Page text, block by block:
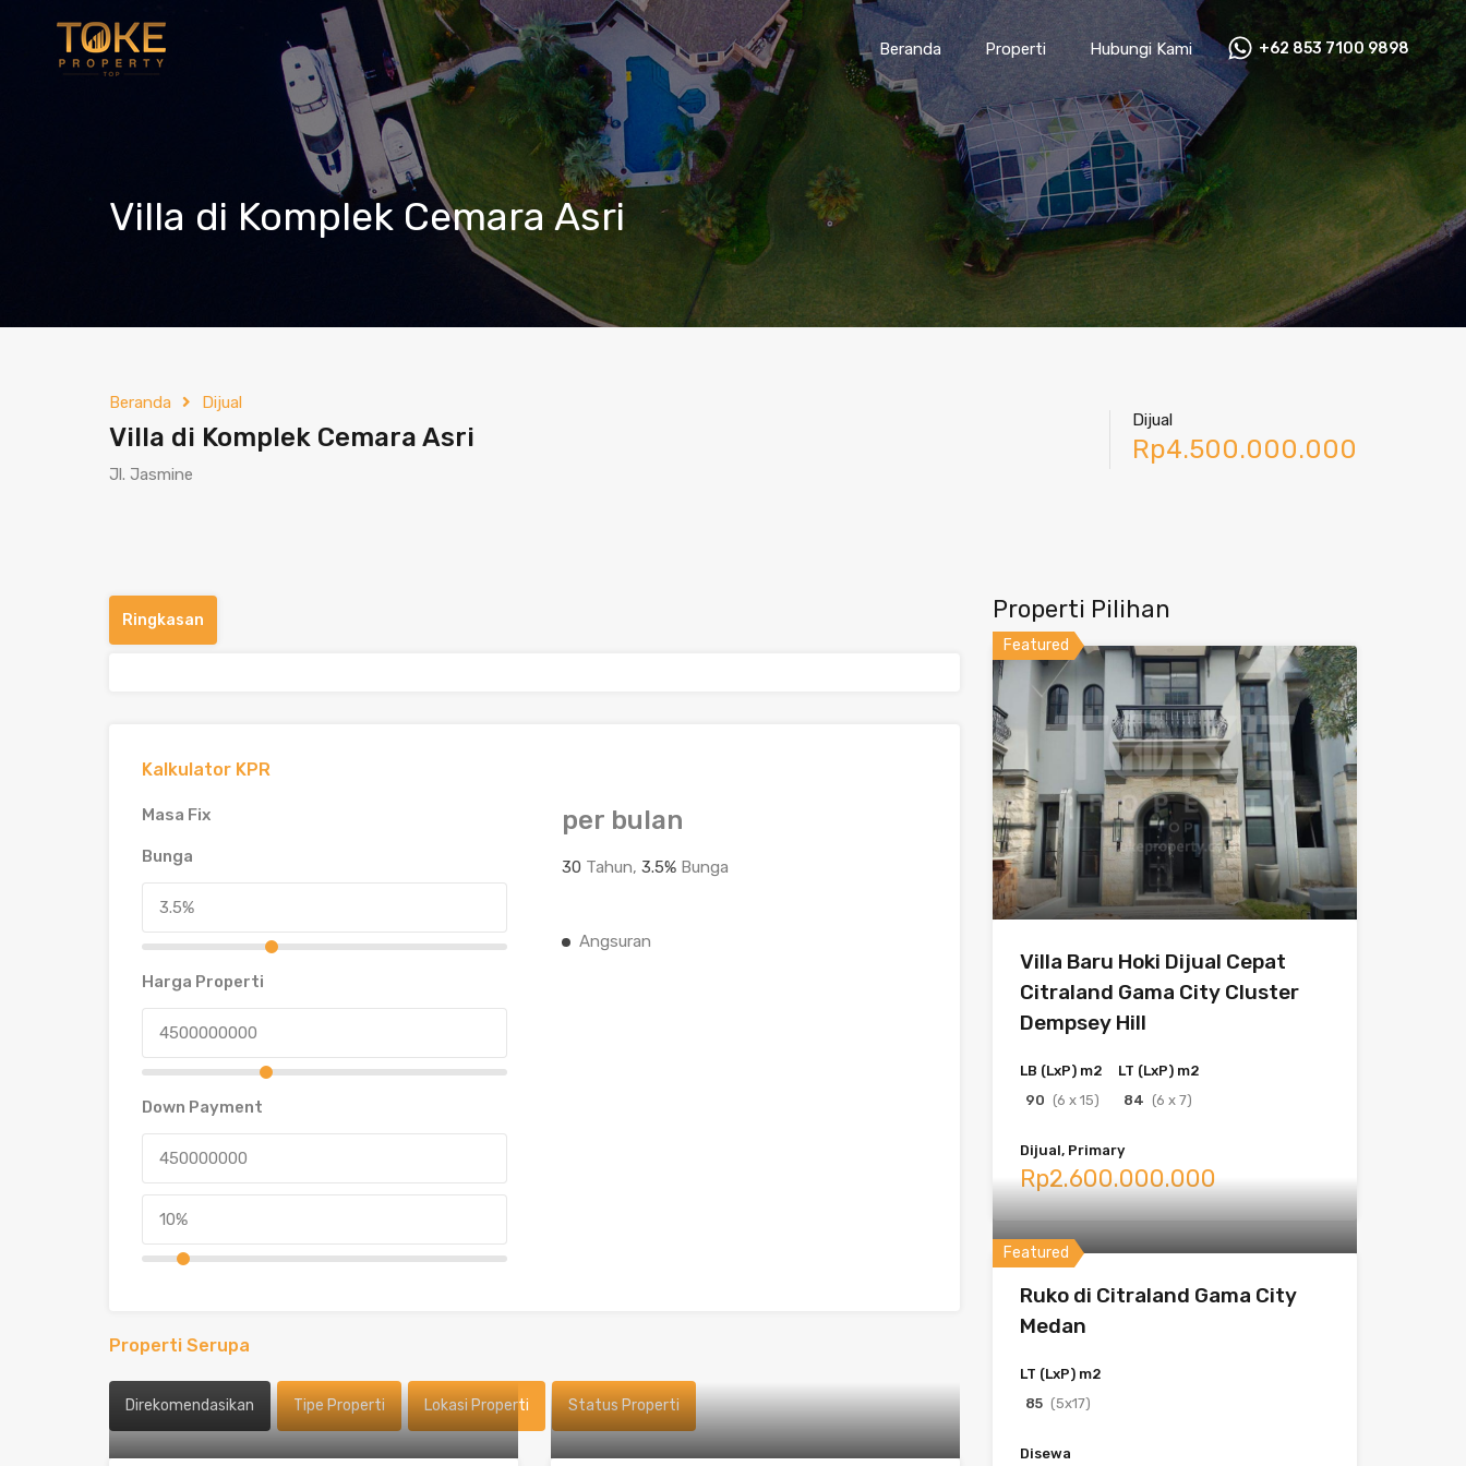
Beranda Properti Hubungi Kami +62 853 7100 9898‬
Villa di Komplek Cemara Asri
Beranda Dijual
Villa di Komplek Cemara Asri
Jl. Jasmine
Dijual
Rp4.500.000.000
Ringkasan
Kalkulator KPR
Masa Fix
Bunga
Harga Properti
Down Payment
per bulan
30 Tahun, 3.5%Bunga
Angsuran
Properti Serupa
Direkomendasikan Tipe Properti Lokasi Properti Status Properti
Properti Pilihan
Featured
Villa Baru Hoki Dijual Cepat
Citraland Gama City Cluster
Dempsey Hill
LB (LxP) m2
90 (6 x 15)
LT (LxP) m2
84 (6 x 7)
Dijual, Primary
Rp2.600.000.000
Featured
Ruko di Citraland Gama City
Medan
LT (LxP) m2
85 (5x17)
Disewa